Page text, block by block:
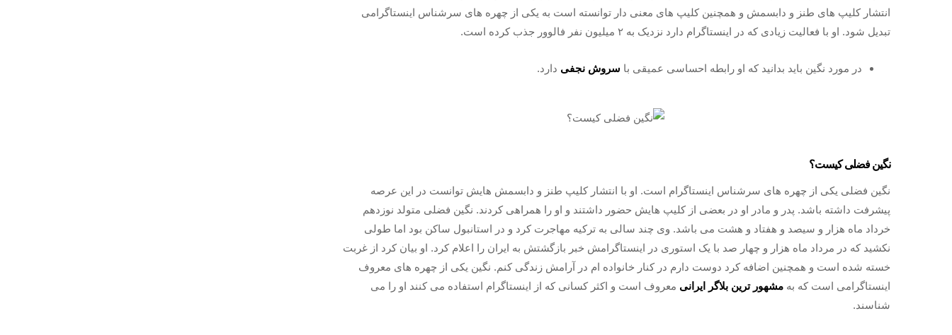
انتشار کلیپ های طنز و دابسمش و همچنین کلیپ های معنی دار توانسته است به یکی از چهره‌ های سرشناس اینستاگرامی
تبدیل شود. او با فعالیت زیادی که در اینستاگرام دارد نزدیک به ۲ میلیون نفر فالوور جذب کرده است.
در مورد نگین باید بدانید که او رابطه احساسی عمیقی با سروش نجفی دارد.
نگین فضلی کیست؟
نگین فضلی یکی از چهره‌ های سرشناس اینستاگرام است. او با انتشار کلیپ طنز و دابسمش هایش توانست در این عرصه
پیشرفت داشته باشد. پدر و مادر او در بعضی از کلیپ هایش حضور داشتند و او را همراهی کردند. نگین فضلی متولد نوزدهم
خرداد ماه هزار و سیصد و هفتاد و هشت می باشد. وی چند سالی به ترکیه مهاجرت کرد و در استانبول ساکن بود اما طولی
نکشید که در مرداد ماه هزار و چهار صد با یک استوری در اینستاگرامش خبر بازگشتش به ایران را اعلام کرد. او بیان کرد از غربت
خسته شده است و همچنین اضافه کرد دوست دارم در کنار خانواده‌ ام در آرامش زندگی کنم. نگین یکی از چهره های معروف
اینستاگرامی است که به مشهور ترین بلاگر ایرانی معروف است و اکثر کسانی که از اینستاگرام استفاده می کنند او را می
شناسند.